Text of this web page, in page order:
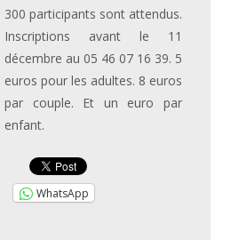
300 participants sont attendus.
Inscriptions avant le 11
décembre au 05 46 07 16 39. 5
euros pour les adultes. 8 euros
par couple. Et un euro par
enfant.
WhatsApp